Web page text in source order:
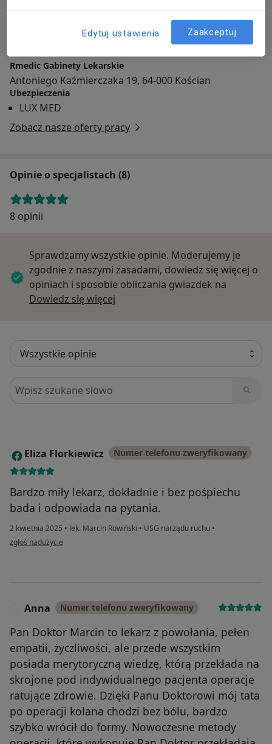
Rmedic Gabinety Lekarskie
Antoniego Kaźmierczaka 19, 64-000 Kościan
Ubezpieczenia
LUX MED
Zobacz nasze oferty pracy
Opinie o specjalistach (8)
8 opinii
Sprawdzamy wszystkie opinie. Moderujemy je
zgodnie z naszymi zasadami, dowiedz się więcej o
opiniach i sposobie obliczania gwiazdek na
Dowiedz się więcej
Szukaj w opiniach
E Eliza Florkiewicz Numer telefonu zweryfikowany
Bardzo miły lekarz, dokładnie i bez pośpiechu
bada i odpowiada na pytania.
2 kwietnia 2025 • lek. Marcin Rowiński • USG narządu ruchu •
w opinii użytkownika Eliza Florkiewicz
zgłoś nadużycie
Anna Numer telefonu zweryfikowany
Pan Doktor Marcin to lekarz z powołania, pełen
empatii, życzliwości, ale przede wszystkim
posiada merytoryczną wiedzę, którą przekłada na
skrojone pod indywidualnego pacjenta operacje
ratujące zdrowie. Dzięki Panu Doktorowi mój tata
po operacji kolana chodzi bez bólu, bardzo
szybko wrócił do formy. Nowoczesne metody
Edytuj ustawienia Zaakceptuj